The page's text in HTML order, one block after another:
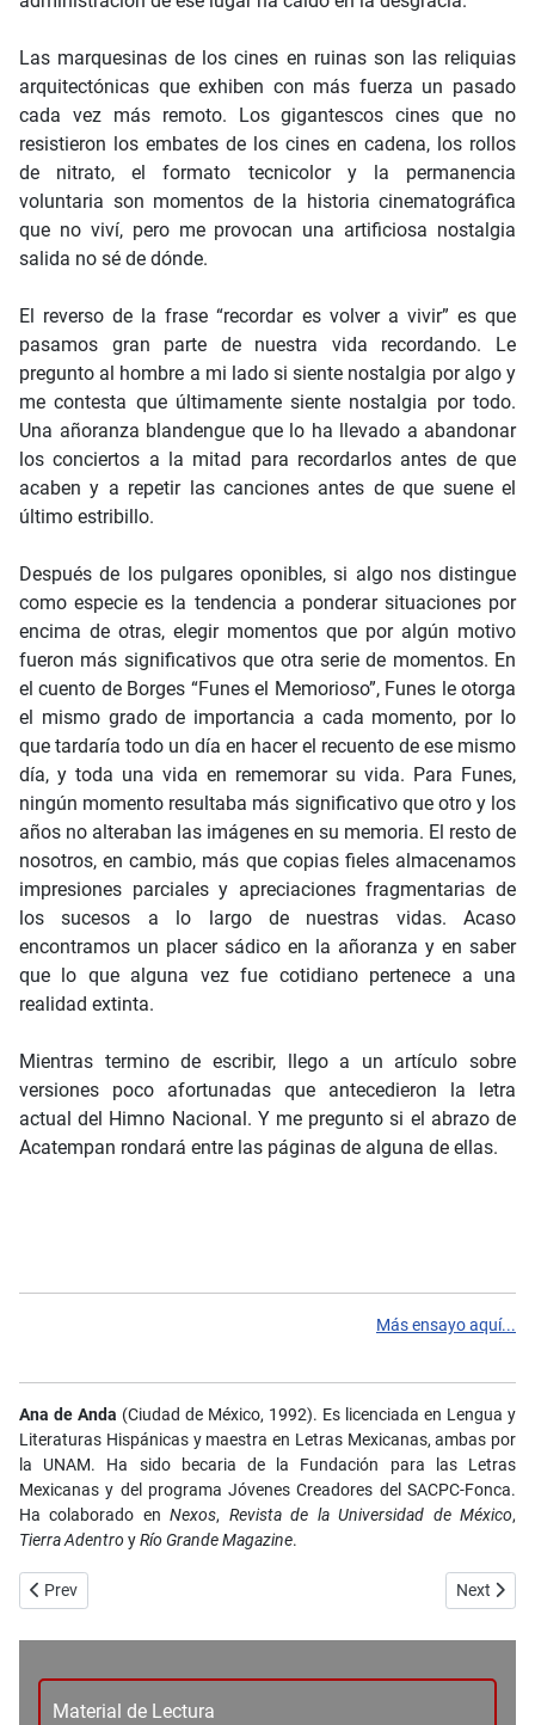
Material de Lectura
Las marquesinas de los cines en ruinas son las reliquias
arquitectónicas que exhiben con más fuerza un pasado
cada vez más remoto. Los gigantescos cines que no
resistieron los embates de los cines en cadena, los rollos
de nitrato, el formato tecnicolor y la permanencia
voluntaria son momentos de la historia cinematográfica
que no viví, pero me provocan una artificiosa nostalgia
salida no sé de dónde.
El reverso de la frase “recordar es volver a vivir” es que
pasamos gran parte de nuestra vida recordando. Le
pregunto al hombre a mi lado si siente nostalgia por algo y
me contesta que últimamente siente nostalgia por todo.
Una añoranza blandengue que lo ha llevado a abandonar
los conciertos a la mitad para recordarlos antes de que
acaben y a repetir las canciones antes de que suene el
último estribillo.
Después de los pulgares oponibles, si algo nos distingue
como especie es la tendencia a ponderar situaciones por
encima de otras, elegir momentos que por algún motivo
fueron más significativos que otra serie de momentos. En
el cuento de Borges “Funes el Memorioso”, Funes le otorga
el mismo grado de importancia a cada momento, por lo
que tardaría todo un día en hacer el recuento de ese mismo
día, y toda una vida en rememorar su vida. Para Funes,
ningún momento resultaba más significativo que otro y los
años no alteraban las imágenes en su memoria. El resto de
nosotros, en cambio, más que copias fieles almacenamos
impresiones parciales y apreciaciones fragmentarias de
los sucesos a lo largo de nuestras vidas. Acaso
encontramos un placer sádico en la añoranza y en saber
que lo que alguna vez fue cotidiano pertenece a una
realidad extinta.
Mientras termino de escribir, llego a un artículo sobre
versiones poco afortunadas que antecedieron la letra
actual del Himno Nacional. Y me pregunto si el abrazo de
Acatempan rondará entre las páginas de alguna de ellas.
Más ensayo aquí...
Ana de Anda (Ciudad de México, 1992). Es licenciada en Lengua y
Literaturas Hispánicas y maestra en Letras Mexicanas, ambas por
la UNAM. Ha sido becaria de la Fundación para las Letras
Mexicanas y del programa Jóvenes Creadores del SACPC-Fonca.
Ha colaborado enNexos, Revista de la Universidad de México,
TierraAdentroyRío Grande Magazine.
Previous article: No. 103_Cuento - Plegaria del sordo - Leopoldo
Prev Next
Next